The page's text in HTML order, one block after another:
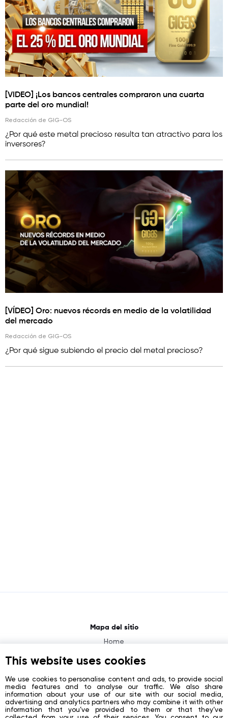
[VIDEO] ¡Los bancos centrales compraron una cuarta
parte del oro mundial!
Redacción de GIG-OS
¿Por qué este metal precioso resulta tan atractivo para los
inversores?
[VÍDEO] Oro: nuevos récords en medio de la volatilidad
del mercado
Redacción de GIG-OS
¿Por qué sigue subiendo el precio del metal precioso?
Mapa del sitio
Home
About
Contacts
Registration
This website uses cookies
We use cookies to personalise content and ads, to provide social
media features and to analyse our traffic. We also share
information about your use of our site with our social media,
advertising and analytics partners who may combine it with other
information that you’ve provided to them or that they’ve